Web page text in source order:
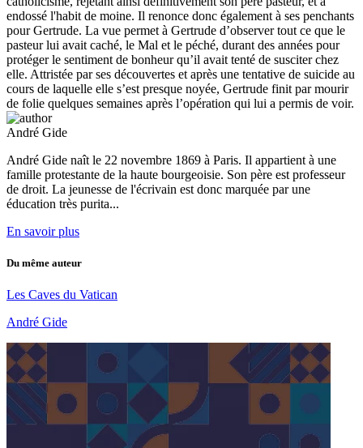
endossé l'habit de moine. Il renonce donc également à ses penchants
pour Gertrude. La vue permet à Gertrude d’observer tout ce que le
pasteur lui avait caché, le Mal et le péché, durant des années pour
protéger le sentiment de bonheur qu’il avait tenté de susciter chez
elle. Attristée par ses découvertes et après une tentative de suicide au
cours de laquelle elle s’est presque noyée, Gertrude finit par mourir
de folie quelques semaines après l’opération qui lui a permis de voir.
André Gide
André Gide naît le 22 novembre 1869 à Paris. Il appartient à une
famille protestante de la haute bourgeoisie. Son père est professeur
de droit. La jeunesse de l'écrivain est donc marquée par une
éducation très purita...
En savoir plus
Du même auteur
Les Caves du Vatican
André Gide